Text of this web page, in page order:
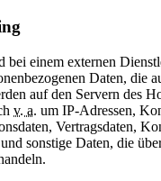
bei einem externen
Daten, die
auf den Servern des
v. a. um IP-Adressen,
Vertragsdaten,
sonstige Daten, die